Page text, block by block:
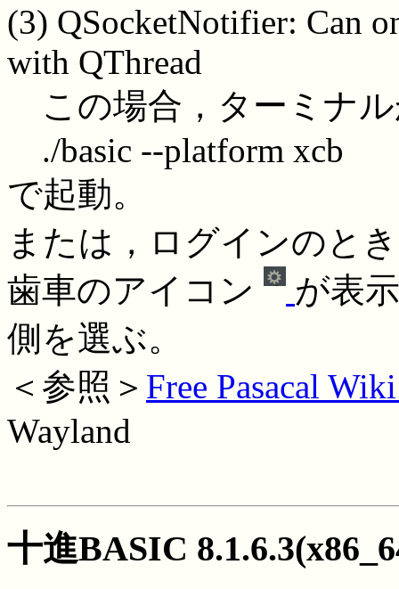
(3) QSocketNotifier: Can
with QThread
この場合，ターミナ
./basic --platform xcb
で起動。
または，ログインのと
歯車のアイコン
が表
側を選ぶ。
＜参照＞ Free Pasacal
Wayland
十進BASIC